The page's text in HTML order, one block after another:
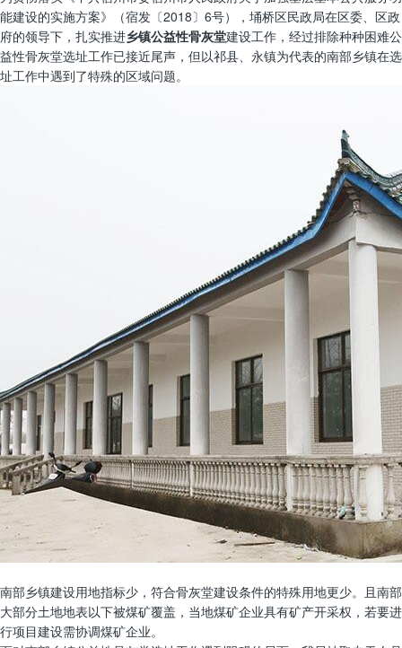
能建设的实施方案》（宿发〔2018〕6号），埇桥区民政局在区委、区政
府的领导下，扎实推进乡镇公益性骨灰堂建设工作，经过排除种种困难公
益性骨灰堂选址工作已接近尾声，但以祁县、永镇为代表的南部乡镇在选
址工作中遇到了特殊的区域问题。
南部乡镇建设用地指标少，符合骨灰堂建设条件的特殊用地更少。且南部
大部分土地地表以下被煤矿覆盖，当地煤矿企业具有矿产开采权，若要进
行项目建设需协调煤矿企业。